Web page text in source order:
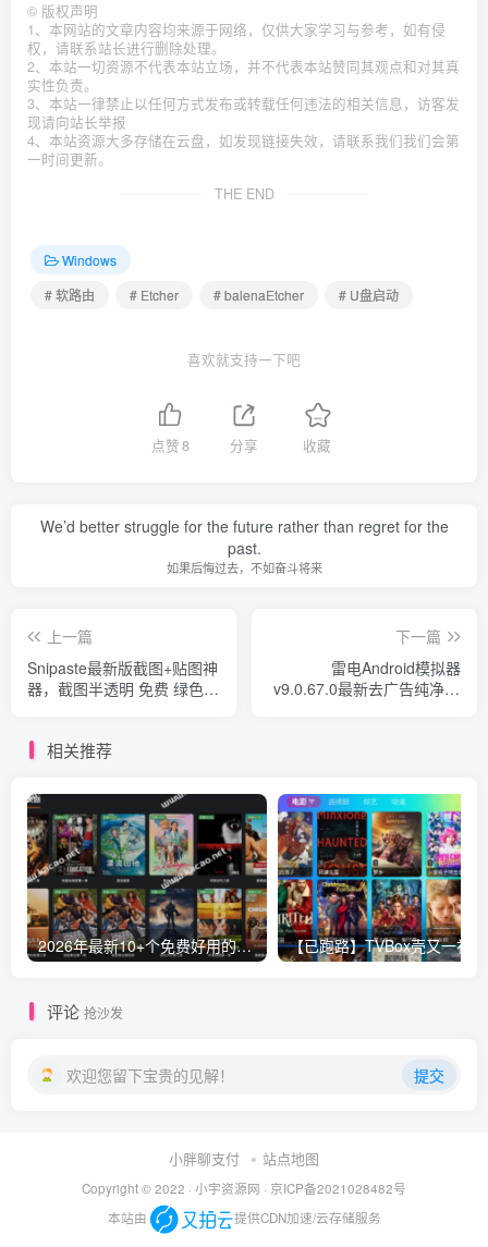
© 版权声明
1、本网站的文章内容均来源于网络，仅供大家学习与参考，如有侵
权，请联系站长进行删除处理。
2、本站一切资源不代表本站立场，并不代表本站赞同其观点和对其真
实性负责。
3、本站一律禁止以任何方式发布或转载任何违法的相关信息，访客发
现请向站长举报
4、本站资源大多存储在云盘，如发现链接失效，请联系我们我们会第
一时间更新。
THE END
Windows
# 软路由
# Etcher # balenaEtcher # U盘启动
喜欢就支持一下吧
点赞8 分享 收藏
We’d better struggle for the future rather than regret for the
past.
如果后悔过去，不如奋斗将来
上一篇
Snipaste最新版截图+贴图神
器，截图半透明 免费 绿色
下一篇
雷电Android模拟器
v9.0.67.0最新去广告纯净PJ
相关推荐
2026年最新10+个免费好用的视频电影网站-免VIP一网打尽，持续更新
评论 抢沙发
欢迎您留下宝贵的见解！ 提交
小胖聊支付 站点地图
Copyright © 2022 · 小宇资源网 · 京ICP备2021028482号
本站由
提供CDN加速/云存储服务